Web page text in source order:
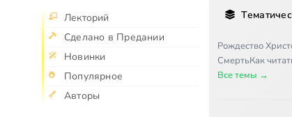
Лекторий
Сделано в Предании
Новинки
Популярное
Авторы
Рождество
СмертьКак
Все темы →